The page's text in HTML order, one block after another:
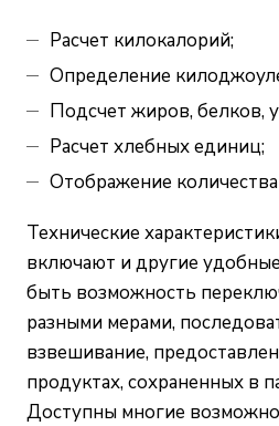
Расчет килокалорий;
Определение
Подсчет жиров, белков,
Расчет хлебных единиц;
Отображение
Технические
включают и другие
быть возможность
разными мерами,
взвешивание,
продуктах, сохраненных в
Доступны многие